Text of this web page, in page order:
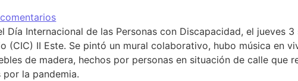
Día Internacional de las Personas con Discapacidad, el jueves
(CIC) II Este. Se pintó un mural colaborativo, hubo música en
de madera, hechos por personas en situación de calle que
por la pandemia.